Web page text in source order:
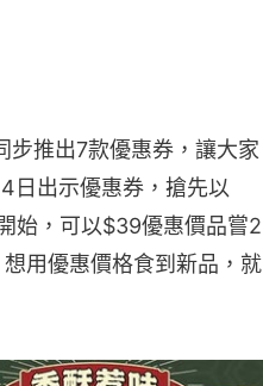
步推出7款優惠券，讓大家
日出示優惠券，搶先以
始，可以$39優惠價品嘗2
用優惠價格食到新品，就